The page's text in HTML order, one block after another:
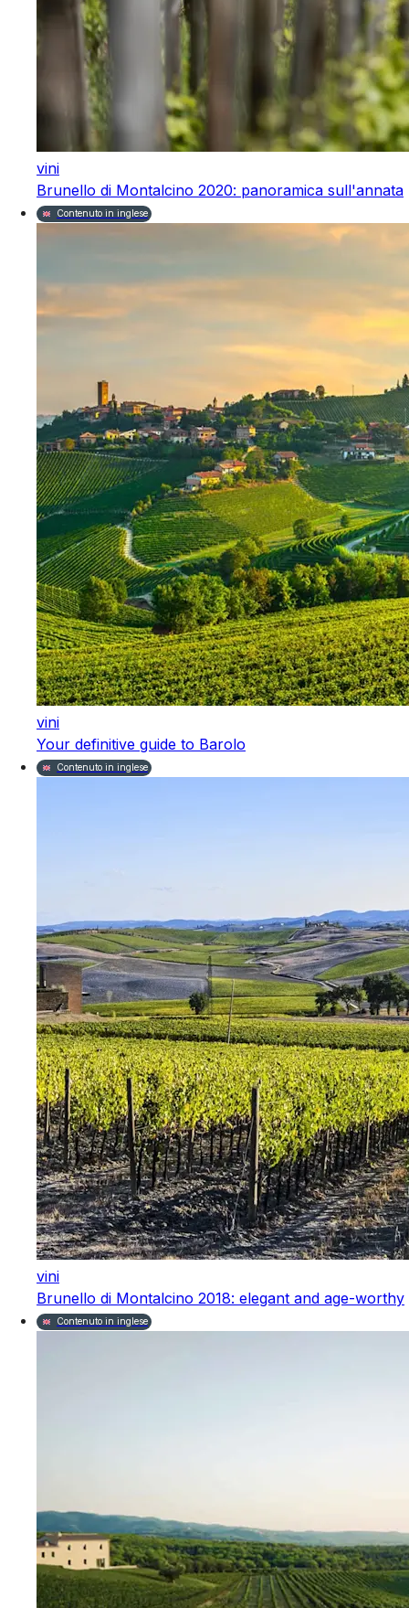
vini
Brunello di Montalcino 2020: panoramica sull'annata
Contenuto in inglese
vini
Your definitive guide to Barolo
Contenuto in inglese
vini
Brunello di Montalcino 2018: elegant and age-worthy
Contenuto in inglese